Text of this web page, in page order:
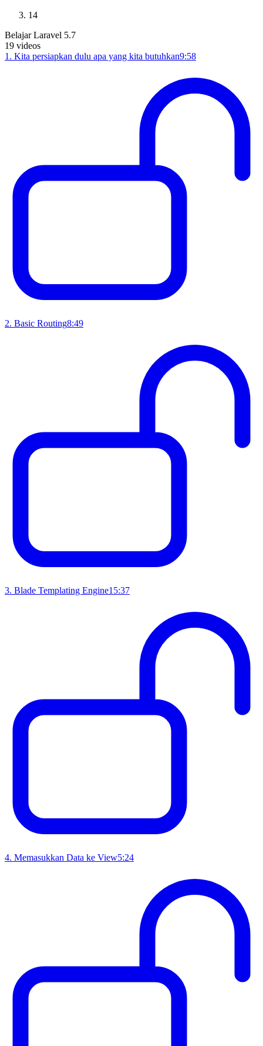
14
Belajar Laravel 5.7
19 videos
1 . Kita persiapkan dulu apa yang kita butuhkan9:58
2. Basic Routing8:49
3. Blade Templating Engine15:37
4. Memasukkan Data ke View5:24